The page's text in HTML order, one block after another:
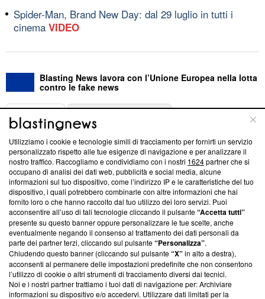
Spider-Man, Brand New Day: dal 29 luglio in tutti i
cinema VIDEO
Blasting News lavora con l’Unione Europea nella lotta
contro le fake news
ABOUT
Questa sezione offre informazioni trasparenti su Blasting
News, sui nostri processi editoriali e su come ci impegniamo a
creare news di qualità. Inoltre, afferma la nostra aderenza a
‘Trust Project - News with Integrity’Blasting News non è
ancora membro del programma, ma ha richiesto di farne
parte; Trust Project non ha ancora effettuato una verifica di
conformità agli standard.
Su di noi
Team editoriale
Corporate
Utilizziamo i cookie e tecnologie simili di tracciamento per fornirti un servizio
personalizzato rispetto alle tue esigenze di navigazione e per analizzare il
nostro traffico. Raccogliamo e condividiamo con i nostri 1624partner che si
occupano di analisi dei dati web, pubblicità e social media, alcune
informazioni sul tuo dispositivo, come l’indirizzo IP e le caratteristiche del tuo
dispositivo, i quali potrebbero combinarle con altre informazioni che hai
fornito loro o che hanno raccolto dal tuo utilizzo dei loro servizi. Puoi
acconsentire all’uso di tali tecnologie cliccando il pulsante“Accetta tutti”
presente su questo banner oppure personalizzare le tue scelte, anche
eventualmente negando il consenso al trattamento dei dati personali da
parte dei partner terzi, cliccando sul pulsante“Personalizza”.
Chiudendo questo banner (cliccando sul pulsante“X”in alto a destra),
acconsenti al permanere delle impostazioni predefinite che non consentono
l’utilizzo di cookie o altri strumenti di tracciamento diversi dai tecnici.
Noi e i nostri partner trattiamo i tuoi dati di navigazione per: Archiviare
informazioni su dispositivo e/o accedervi. Utilizzare dati limitati per la